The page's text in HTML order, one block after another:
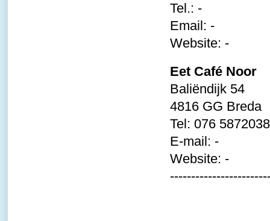
Tel.: -
Email: -
Website: -
Eet Café Noor
Baliëndijk 54
4816 GG Breda
Tel: 076 5872038
E-mail: -
Website: -